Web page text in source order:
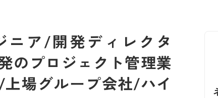
ニア/開発ディレクタ
のプロジェクト管理業
場グループ会社/ハイ